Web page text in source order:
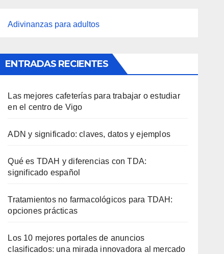
Adivinanzas para adultos
ENTRADAS RECIENTES
Las mejores cafeterías para trabajar o estudiar
en el centro de Vigo
ADN y significado: claves, datos y ejemplos
Qué es TDAH y diferencias con TDA:
significado español
Tratamientos no farmacológicos para TDAH:
opciones prácticas
Los 10 mejores portales de anuncios
clasificados: una mirada innovadora al mercado